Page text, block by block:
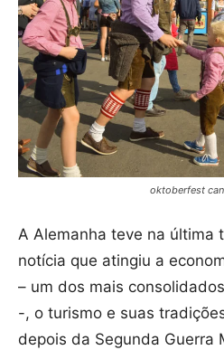
oktoberfest
A Alemanha teve na última
notícia que atingiu a
– um dos mais
-, o turismo e suas
depois da Segunda Guerra